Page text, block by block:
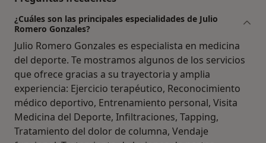
¿Cuáles son las principales especialidades de Julio
Romero Gonzales?
Julio Romero Gonzales es especialista en medicina
del deporte. Te mostramos algunos de los servicios
que ofrece gracias a su trayectoria y amplia
experiencia: Ejercicio terapéutico, Reconocimiento
médico deportivo, Entrenamiento personal, Visita
Medicina del Deporte, Infiltraciones, Tapping,
Tratamiento del dolor de columna, Vendaje